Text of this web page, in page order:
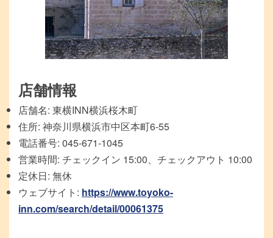
店舗情報
店舗名: 東横INN横浜桜木町
住所: 神奈川県横浜市中区本町6-55
電話番号: 045-671-1045
営業時間: チェックイン 15:00、チェックアウト 10:00
定休日: 無休
ウェブサイト: https://www.toyoko-
inn.com/search/detail/00061375